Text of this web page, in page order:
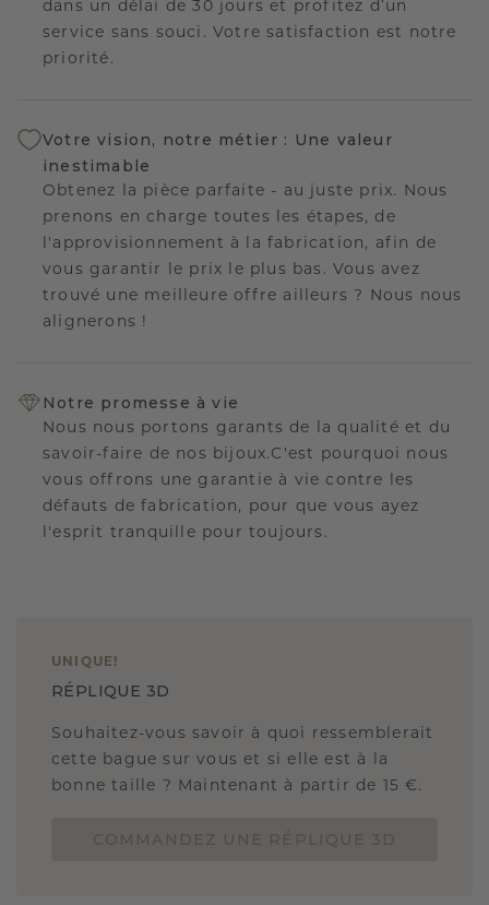
dans un délai de 30 jours et profitez d’un
service sans souci. Votre satisfaction est notre
priorité.
Votre vision, notre métier : Une valeur
inestimable
Obtenez la pièce parfaite - au juste prix. Nous
prenons en charge toutes les étapes, de
l'approvisionnement à la fabrication, afin de
vous garantir le prix le plus bas. Vous avez
trouvé une meilleure offre ailleurs ? Nous nous
alignerons !
Notre promesse à vie
Nous nous portons garants de la qualité et du
savoir-faire de nos bijoux.C'est pourquoi nous
vous offrons une garantie à vie contre les
défauts de fabrication, pour que vous ayez
l'esprit tranquille pour toujours.
UNIQUE !
RÉPLIQUE 3D
Souhaitez-vous savoir à quoi ressemblerait
cette bague sur vous et si elle est à la
bonne taille ? Maintenant à partir de 15 €.